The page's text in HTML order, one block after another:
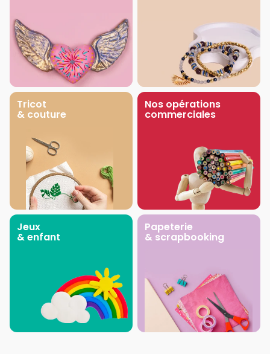
Tricot
& couture
Nos opérations
commerciales
Jeux
& enfant
Papeterie
& scrapbooking